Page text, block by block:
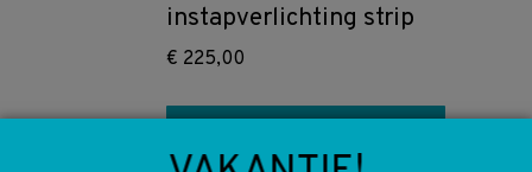
instapverlichting strip
€ 225,00